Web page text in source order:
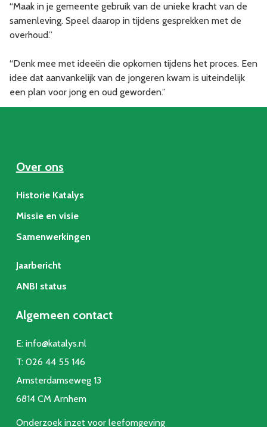
“Maak in je gemeente gebruik van de unieke kracht van de
samenleving. Speel daarop in tijdens gesprekken met de
overhoud.”
“Denk mee met ideeën die opkomen tijdens het proces. Een
idee dat aanvankelijk van de jongeren kwam is uiteindelijk
een plan voor jong en oud geworden.”
Over ons
Historie Katalys
Missie en visie
Samenwerkingen
Jaarbericht
ANBI status
Algemeen contact
E: info@katalys.nl
T: 026 44 55 146
Amsterdamseweg 13
6814 CM Arnhem
Onderzoek inzet voor leefomgeving